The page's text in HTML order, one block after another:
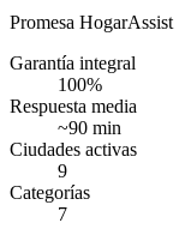
Promesa HogarAssist
Garantía integral
100%
Respuesta media
~90 min
Ciudades activas
9
Categorías
7